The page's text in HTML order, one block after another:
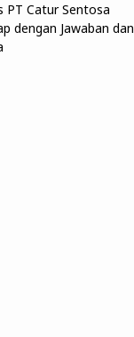
PT Catur Sentosa
dengan Jawaban dan